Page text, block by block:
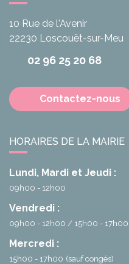
10 Rue de l'Avenir
22230 Loscouët-sur-Meu
02 96 25 20 68
Contactez-nous
HORAIRES DE LA MAIRIE
Lundi, Mardi et Jeudi :
09h00 - 12h00
Vendredi :
09h00 - 12h00 15h00 - 17h00
Mercredi :
15h00 - 17h00 (sauf congés)